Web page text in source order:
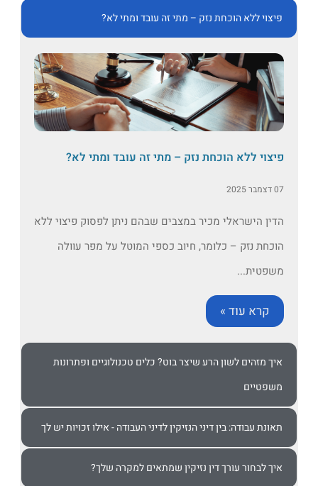
הוכחת נזק – מתי זה עובד ומתי לא?
הוכחת נזק – מתי זה עובד ומתי לא?
מכיר במצבים שבהם ניתן לפסוק פיצוי ללא
– כלומר, חיוב כספי המוטל על מפר עוולה
לשון הרע שיצר בוט? כלים טכנולוגיים ופתרונות
בין דיני הנזיקין לדיני העבודה - אילו זכויות יש לך
עורך דין נזיקין שמתאים למקרה שלך?